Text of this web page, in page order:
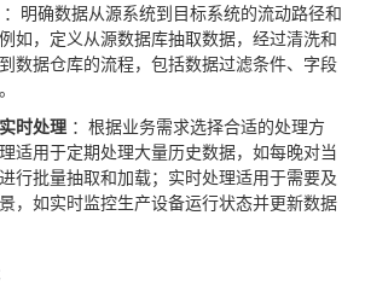
：明确数据从源系统到目标系统的流动路径和
如，定义从源数据库抽取数据，经过清洗和
数据仓库的流程，包括数据过滤条件、字段
时处理 ：根据业务需求选择合适的处理方
适用于定期处理大量历史数据，如每晚对当
行批量抽取和加载；实时处理适用于需要及
，如实时监控生产设备运行状态并更新数据